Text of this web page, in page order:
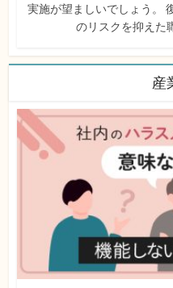
実施が望ましいでしょう。
のリスクを抑えた
産